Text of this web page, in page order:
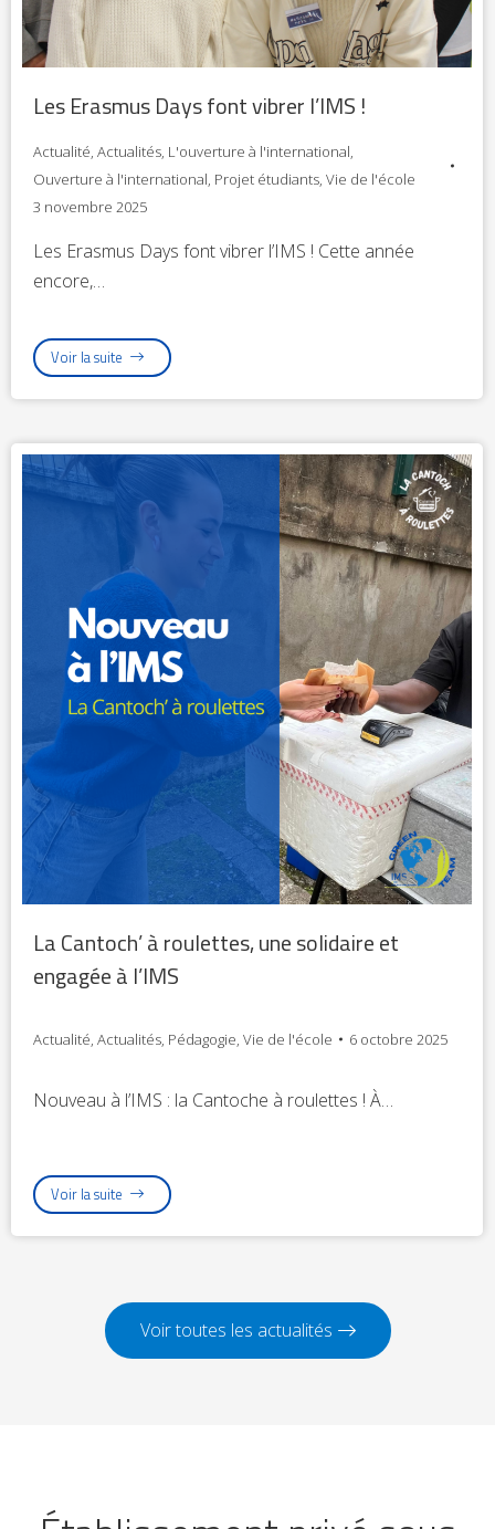
Les Erasmus Days font vibrer l’IMS !
Actualité, Actualités, L'ouverture à l'international,
Ouverture à l'international, Projet étudiants, Vie de l'école
3 novembre 2025
Les Erasmus Days font vibrer l’IMS ! Cette année
encore,…
Voir la suite
La Cantoch’ à roulettes, une solidaire et
engagée à l’IMS
Actualité, Actualités, Pédagogie, Vie de l'école 6 octobre 2025
Nouveau à l’IMS : la Cantoche à roulettes ! À…
Voir la suite
Voir toutes les actualités